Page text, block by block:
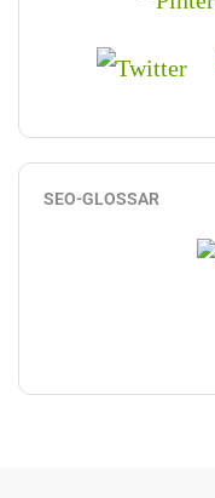
SEO-GLOSSAR